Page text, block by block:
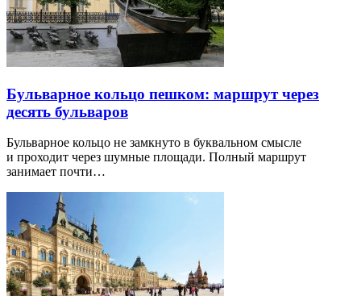
Бульварное кольцо пешком: маршрут через
десять бульваров
Бульварное кольцо не замкнуто в буквальном смысле
и проходит через шумные площади. Полный маршрут
занимает почти…